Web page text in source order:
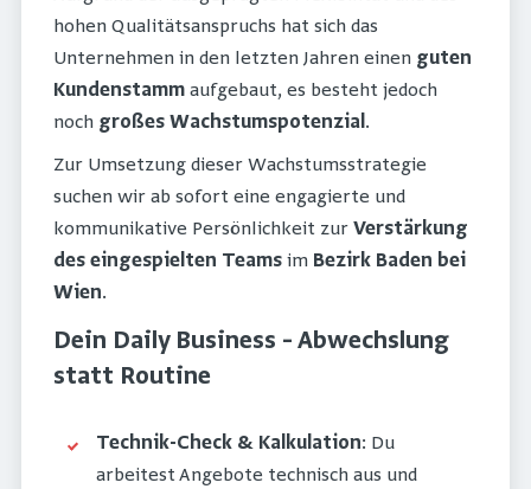
hohen Qualitätsanspruchs hat sich das
Unternehmen in den letzten Jahren einen guten
Kundenstamm aufgebaut, es besteht jedoch
noch großes Wachstumspotenzial.
Zur Umsetzung dieser Wachstumsstrategie
suchen wir ab sofort eine engagierte und
kommunikative Persönlichkeit zur Verstärkung
des eingespielten Teams im Bezirk Baden bei
Wien.
Dein Daily Business – Abwechslung
statt Routine
Technik-Check & Kalkulation: Du
arbeitest Angebote technisch aus und